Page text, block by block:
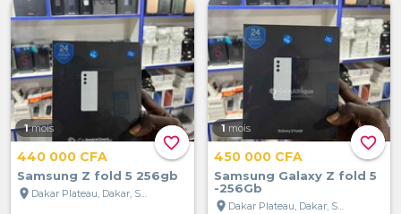
favorite_border
1 mois
440 000 CFA
Samsung Z fold 5 256gb
location_on
Dakar Plateau, Dakar, Sénégal
favorite_border
1 mois
450 000 CFA
Samsung Galaxy Z fold 5
-256Gb
location_on
Dakar Plateau, Dakar, Sénégal